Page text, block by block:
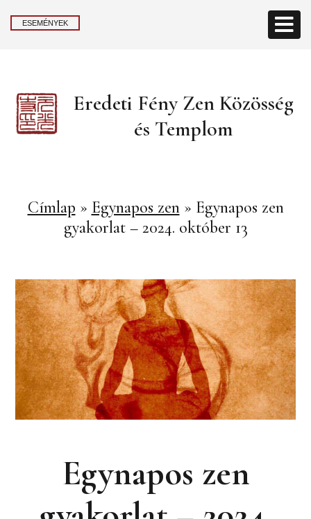
ESEMÉNYEK
Eredeti Fény Zen Közösség
és Templom
Címlap » Egynapos zen» Egynapos zen
gyakorlat – 2024. október 13
Egynapos zen